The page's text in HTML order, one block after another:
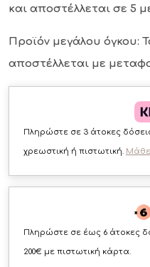
και αποστέλλεται σε 5
Προϊόν μεγάλου όγκου:
αποστέλλεται με
Πληρώστε σε 3 άτοκες
χρεωστική ή πιστωτική.
Πληρώστε σε έως 6 άτοκες
200€ με πιστωτική κάρτα.